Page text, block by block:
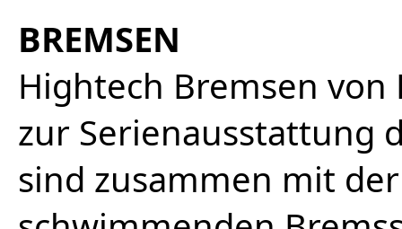
BREMSEN
Hightech Bremsen
zur Serienausstattung
sind zusammen mit